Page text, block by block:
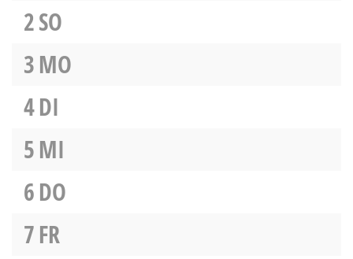
2SO
3MO
4DI
5MI
6DO
7FR